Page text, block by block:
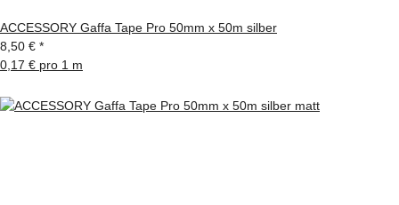
ACCESSORY Gaffa Tape Pro 50mm x 50m silber
8,50 € *
0,17 € pro 1 m